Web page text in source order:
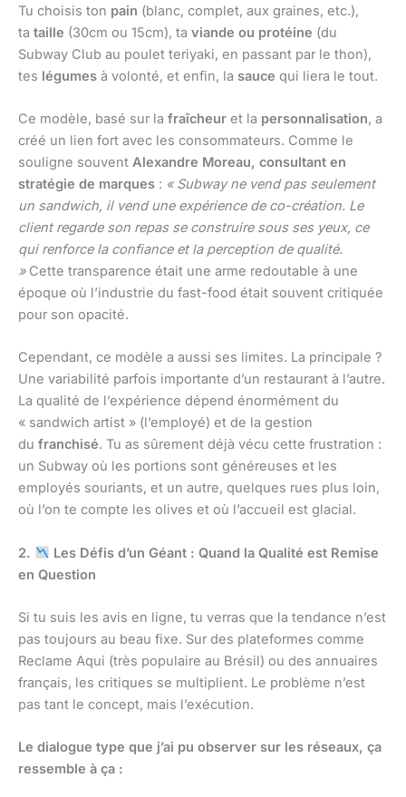
Tu choisis ton pain (blanc, complet, aux graines, etc.),
ta taille (30cm ou 15cm), ta viande ou protéine (du
Subway Club au poulet teriyaki, en passant par le thon),
tes légumes à volonté, et enfin, la sauce qui liera le tout.
Ce modèle, basé sur la fraîcheur et la personnalisation, a
créé un lien fort avec les consommateurs. Comme le
souligne souvent Alexandre Moreau, consultant en
stratégie de marques : « Subway ne vend pas seulement
un sandwich, il vend une expérience de co-création. Le
client regarde son repas se construire sous ses yeux, ce
qui renforce la confiance et la perception de qualité.
»Cette transparence était une arme redoutable à une
époque où l’industrie du fast-food était souvent critiquée
pour son opacité.
Cependant, ce modèle a aussi ses limites. La principale ?
Une variabilité parfois importante d’un restaurant à l’autre.
La qualité de l’expérience dépend énormément du
« sandwich artist » (l’employé) et de la gestion
du franchisé. Tu as sûrement déjà vécu cette frustration :
un Subway où les portions sont généreuses et les
employés souriants, et un autre, quelques rues plus loin,
où l’on te compte les olives et où l’accueil est glacial.
2.
Les Défis d’un Géant : Quand la Qualité est Remise
en Question
Si tu suis les avis en ligne, tu verras que la tendance n’est
pas toujours au beau fixe. Sur des plateformes comme
Reclame Aqui (très populaire au Brésil) ou des annuaires
français, les critiques se multiplient. Le problème n’est
pas tant le concept, mais l’exécution.
Le dialogue type que j’ai pu observer sur les réseaux, ça
ressemble à ça :